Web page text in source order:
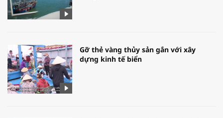
Gỡ thẻ vàng thủy sản gắn với xây
dựng kinh tế biển